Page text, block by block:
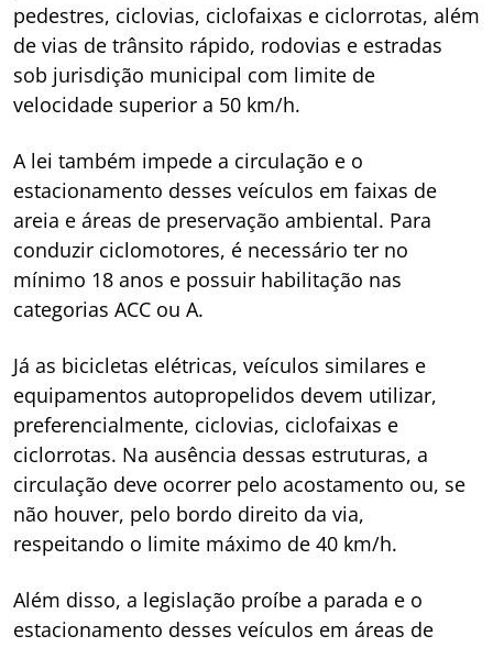
pedestres, ciclovias, ciclofaixas e ciclorrotas, além
de vias de trânsito rápido, rodovias e estradas
sob jurisdição municipal com limite de
velocidade superior a 50 km/h.
A lei também impede a circulação e o
estacionamento desses veículos em faixas de
areia e áreas de preservação ambiental. Para
conduzir ciclomotores, é necessário ter no
mínimo 18 anos e possuir habilitação nas
categorias ACC ou A.
Já as bicicletas elétricas, veículos similares e
equipamentos autopropelidos devem utilizar,
preferencialmente, ciclovias, ciclofaixas e
ciclorrotas. Na ausência dessas estruturas, a
circulação deve ocorrer pelo acostamento ou, se
não houver, pelo bordo direito da via,
respeitando o limite máximo de 40 km/h.
Além disso, a legislação proíbe a parada e o
estacionamento desses veículos em áreas de